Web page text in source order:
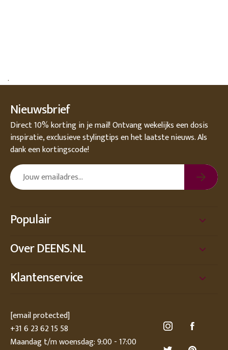
.
Nieuwsbrief
Direct 10% korting in je mail! Ontvang wekelijks een dosis
inspiratie, exclusieve stylingtips en het laatste nieuws. Als
dank een kortingscode!
Populair
Over DEENS.NL
Klantenservice
[email protected]
+31 6 23 62 15 58
Maandag t/m woensdag: 9:00 - 17:00